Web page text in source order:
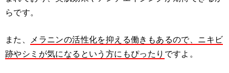
らです。
また、
メラニンの活性化を抑える働きもあるので、ニキビ
跡やシミが気になるという方にもぴったり ですよ。